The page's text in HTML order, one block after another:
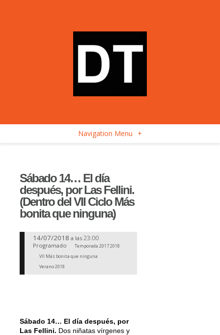
Navigation Menu +
Sábado 14… El día
después, por Las Fellini.
(Dentro del VII Ciclo Más
bonita que ninguna)
14/07/2018 a las 23:00
Programado
Temporada 2017 2018
VII Más bonita que ninguna
Verano 2018
Sábado 14… El día después, por
Las Fellini. Dos niñatas vírgenes y